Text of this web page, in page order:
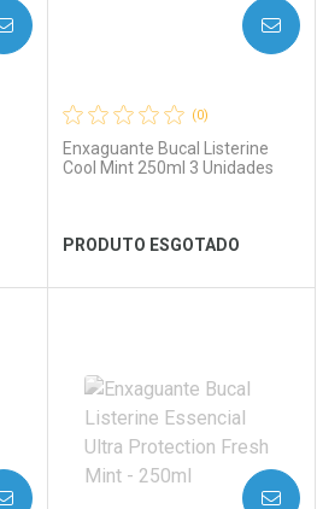
Ver Desconto Convênio
(0)
Enxaguante Bucal Listerine
Cool Mint 250ml 3 Unidades
PRODUTO ESGOTADO
AVISE-ME
Laboratório
Por Menos
AVISE-ME